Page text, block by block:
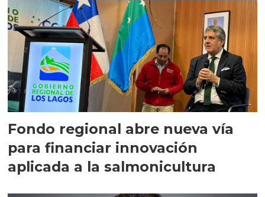
Fondo regional abre nueva vía
para financiar innovación
aplicada a la salmonicultura